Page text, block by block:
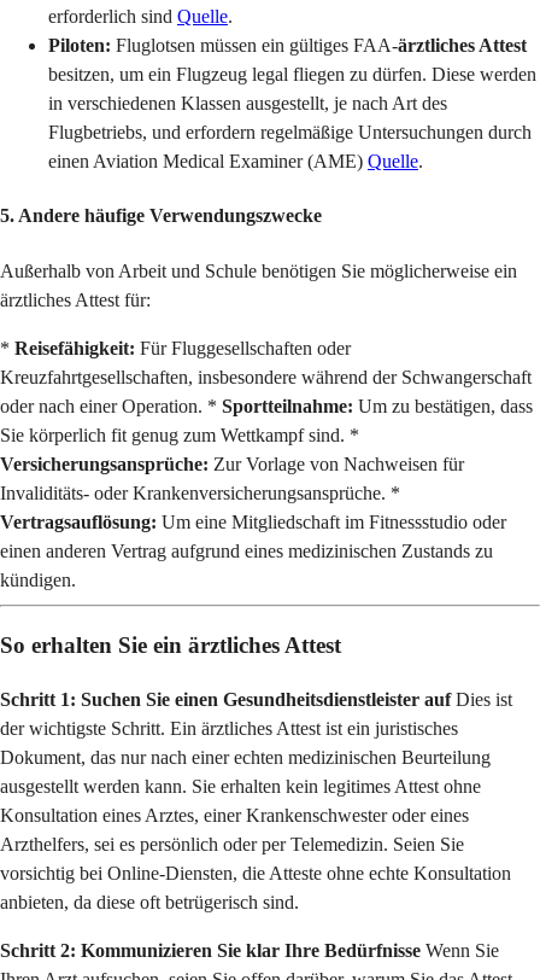
erforderlich sind Quelle.
Piloten: Fluglotsen müssen ein gültiges FAA-ärztliches Attest
besitzen, um ein Flugzeug legal fliegen zu dürfen. Diese werden
in verschiedenen Klassen ausgestellt, je nach Art des
Flugbetriebs, und erfordern regelmäßige Untersuchungen durch
einen Aviation Medical Examiner (AME) Quelle.
5. Andere häufige Verwendungszwecke
Außerhalb von Arbeit und Schule benötigen Sie möglicherweise ein
ärztliches Attest für:
* Reisefähigkeit: Für Fluggesellschaften oder
Kreuzfahrtgesellschaften, insbesondere während der Schwangerschaft
oder nach einer Operation. * Sportteilnahme: Um zu bestätigen, dass
Sie körperlich fit genug zum Wettkampf sind. *
Versicherungsansprüche: Zur Vorlage von Nachweisen für
Invaliditäts- oder Krankenversicherungsansprüche. *
Vertragsauflösung: Um eine Mitgliedschaft im Fitnessstudio oder
einen anderen Vertrag aufgrund eines medizinischen Zustands zu
kündigen.
So erhalten Sie ein ärztliches Attest
Schritt 1: Suchen Sie einen Gesundheitsdienstleister aufDies ist
der wichtigste Schritt. Ein ärztliches Attest ist ein juristisches
Dokument, das nur nach einer echten medizinischen Beurteilung
ausgestellt werden kann. Sie erhalten kein legitimes Attest ohne
Konsultation eines Arztes, einer Krankenschwester oder eines
Arzthelfers, sei es persönlich oder per Telemedizin. Seien Sie
vorsichtig bei Online-Diensten, die Atteste ohne echte Konsultation
anbieten, da diese oft betrügerisch sind.
Schritt 2: Kommunizieren Sie klar Ihre Bedürfnisse Wenn Sie